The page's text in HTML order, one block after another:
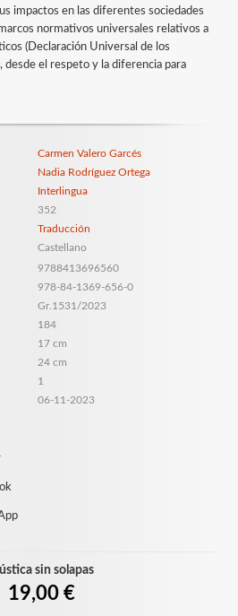
impactos en las diferentes sociedades
normativos universales relativos a
(Declaración Universal de los
el respeto y la diferencia para
Carmen Valero Garcés
Nadia Rodríguez Ortega
Interlingua
352
Traducción
Castellano
9788413696560
978-84-1369-656-0
Gr.1531/2023
184
17 cm
24 cm
1
06-11-2023
sin solapas
19,00 €